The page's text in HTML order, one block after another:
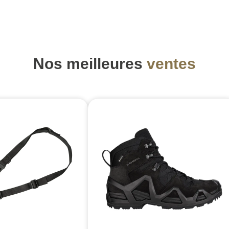
Nos meilleures ventes